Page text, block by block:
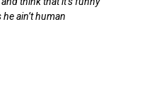
ain’t human